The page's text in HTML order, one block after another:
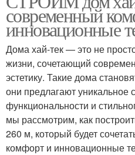
современный
инновационные
Дома хай-тек — это не
жизни, сочетающий
эстетику. Такие дома
они предлагают уникальное
функциональности и
мы рассмотрим, как
260 м, который будет
комфорт и инновационные